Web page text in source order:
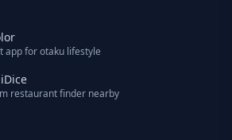
app for otaku lifestyle
restaurant finder nearby